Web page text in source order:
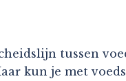
tussen
kun je met